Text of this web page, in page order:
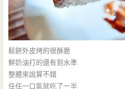
鬆餅外皮烤的很酥脆
鮮奶油打的還有到水準
整體來說算不錯
任任一口氣就吃了一半